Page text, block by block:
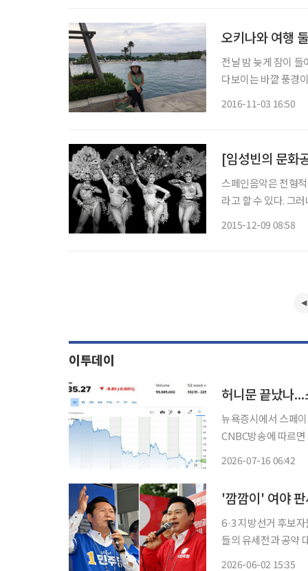
오키나와 여행
전날 밤 늦게 잠이
다보이는 바깥 풍경
2016-11-03 16:50
[임성빈의 문화
스페인음악은 전형
라고 할 수 있다. 그
2015-12-09 08:58
이투데이
허니문 끝났나
뉴욕증시에서 스페이스
CNBC방송에 따르
2026-07-16 06:42
6·3 지방선거 후보
들의 유세전과 공약
2026-06-02 15:35